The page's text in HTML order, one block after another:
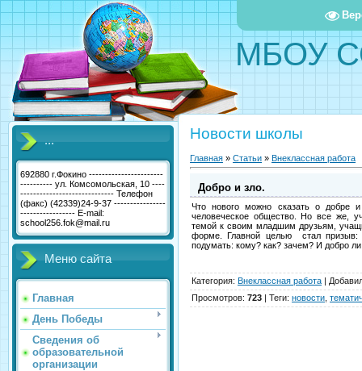
МБОУ
...
692880 г.Фокино -----------------------
---------- ул. Комсомольская, 10 ----
----------------------------- Телефон
(факс) (42339)24-9-37 ----------------
----------------- E-mail:
school256.fok@mail.ru
Меню сайта
Главная
День Победы
Сведения об
образовательной
организации
Новости школы
Главная » Статьи » Внеклассная работа
Добро и зло.
Что нового можно сказать о добре
человеческое общество. Но все же,
темой к своим младшим друзьям,
форме. Главной целью стал призыв:
подумать: кому? как? зачем? И добро
Категория: Внеклассная работа |
Просмотров: 723 | Теги: новости